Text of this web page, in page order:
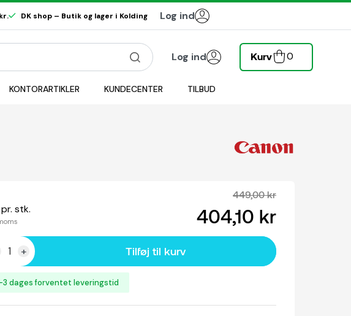
DK shop – Butik og lager i Kolding Log ind
Log ind Kurv 0
KONTORARTIKLER KUNDECENTER TILBUD
449,00 kr
stk. 404,10 kr
+ Tilføj til kurv
3 dages forventet leveringstid